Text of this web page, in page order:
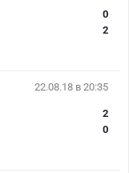
0
2
22.08.18 в 20:35
2
0